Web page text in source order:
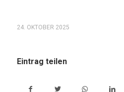
24. OKTOBER 2025
Eintrag teilen